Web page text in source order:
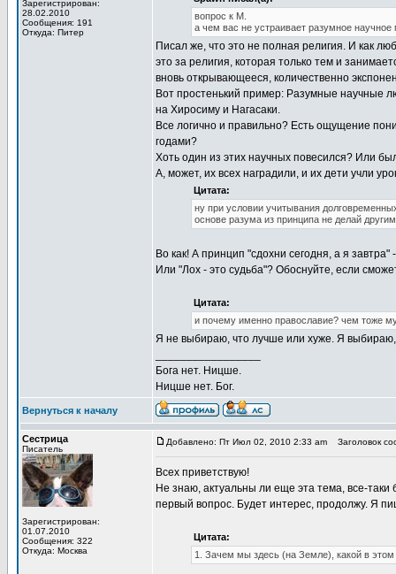
Зарегистрирован:
28.02.2010
Сообщения: 191
Откуда: Питер
вопрос к М.
а чем вас не устраивает разумное научное
Писал же, что это не полная религия. И как
это за религия, которая только тем и
вновь открывающееся, количественно
Вот простенький пример: Разумные научные
на Хиросиму и Нагасаки.
Все логично и правильно? Есть ощущение
годами?
Хоть один из этих научных повесился? Или
А, может, их всех наградили, и их дети учли
Цитата:
ну при условии учитывания
основе разума из принципа не делай
Во как! А принцип "сдохни сегодня, а я завтра"
Или "Лох - это судьба"? Обоснуйте, если
Цитата:
и почему именно православие? чем тоже
Я не выбираю, что лучше или хуже. Я
Бога нет. Ницше.
Ницше нет. Бог.
Вернуться к началу
Сестрица
Писатель
Зарегистрирован:
01.07.2010
Сообщения: 322
Откуда: Москва
Добавлено: Пт Июл 02, 2010 2:33 am Заголовок
Всех приветствую!
Не знаю, актуальны ли еще эта тема, все-
первый вопрос. Будет интерес, продолжу. Я
Цитата:
1. Зачем мы здесь (на Земле), какой в